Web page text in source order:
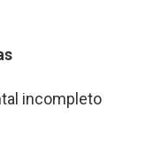
s
incompleto